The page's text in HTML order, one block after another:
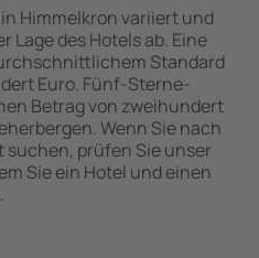
Himmelkron variiert und
Lage des Hotels ab. Eine
Standard
Euro. Fünf-Sterne-
Betrag von zweihundert
Wenn Sie nach
prüfen Sie unser
Sie ein Hotel und einen